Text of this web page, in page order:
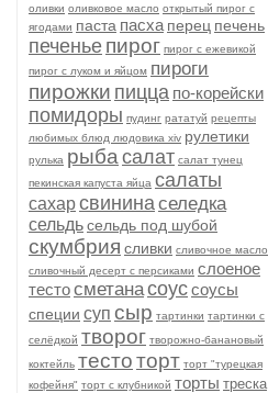
оливки оливковое масло открытый пирог с
ягодами паста пасха перец печень
печенье пирог пирог с ежевикой
пирог с луком и яйцом пироги
пирожки пицца по-корейски
помидоры пудинг рататуй рецепты
любимых блюд людовика xiv рулетики
рулька рыба салат салат тунец
пекинская капуста яйца салаты
сахарсвининаселедка
сельдьсельдь под шубой
скумбрия сливки сливочное масло
сливочный десерт с персиками слоеное
тестосметанасоуссоусы
специи суп сыр тартинки тартинки с
селёдкой творог творожно-банановый
коктейль тестоторт торт "турецкая
кофейня" торт с клубникой торты треска